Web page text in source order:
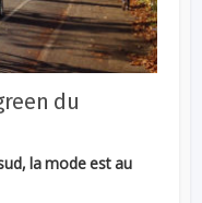
du
la mode est au